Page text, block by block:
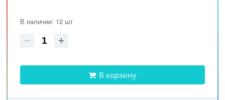
В наличии: 12 шт
В корзину